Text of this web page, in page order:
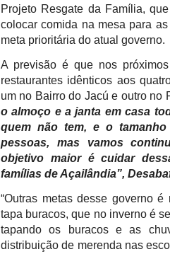
Projeto Resgate da Família,
colocar comida na mesa para
meta prioritária do atual governo.
A previsão é que nos
restaurantes idênticos aos
um no Bairro do Jacú e outro no
o almoço e a janta em casa
quem não tem, e o
pessoas, mas vamos
objetivo maior é cuidar
famílias de Açailândia”,
“Outras metas desse governo
tapa buracos, que no inverno é
tapando os buracos e as
distribuição de merenda nas